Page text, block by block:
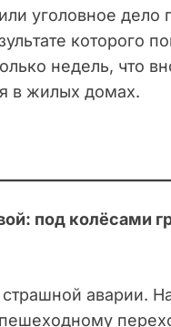
уголовное дело
которого
недель, что
в жилых домах.
под колёсами
аварии.